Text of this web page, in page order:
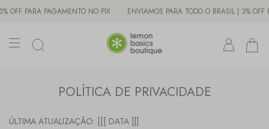
PAGAMENTO NO PIX ENVIAMOS PARA TODO O BRASIL | 3% OFF PARA
POLÍTICA DE PRIVACIDADE
ÚLTIMA ATUALIZAÇÃO: [[[ DATA ]]]